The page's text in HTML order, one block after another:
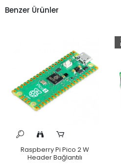
Benzer Ürünler
Raspberry Pi Pico 2 W
Header Bağlantılı